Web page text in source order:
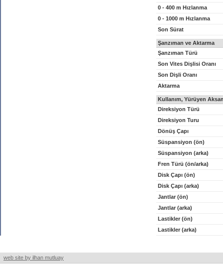
0 - 400 m Hızlanma
0 - 1000 m Hızlanma
Son Sürat
Şanzıman ve Aktarma
Şanzıman Türü
Son Vites Dişlisi Oranı
Son Dişli Oranı
Aktarma
Kullanım, Yürüyen
Direksiyon Türü
Direksiyon Turu
Dönüş Çapı
Süspansiyon (ön)
Süspansiyon (arka)
Fren Türü (ön/arka)
Disk Çapı (ön)
Disk Çapı (arka)
Jantlar (ön)
Jantlar (arka)
Lastikler (ön)
Lastikler (arka)
web site by ilhan mutluay